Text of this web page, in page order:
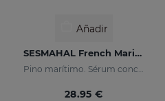
Añadir
SESMAHAL French Maritime Pine
28.95 €